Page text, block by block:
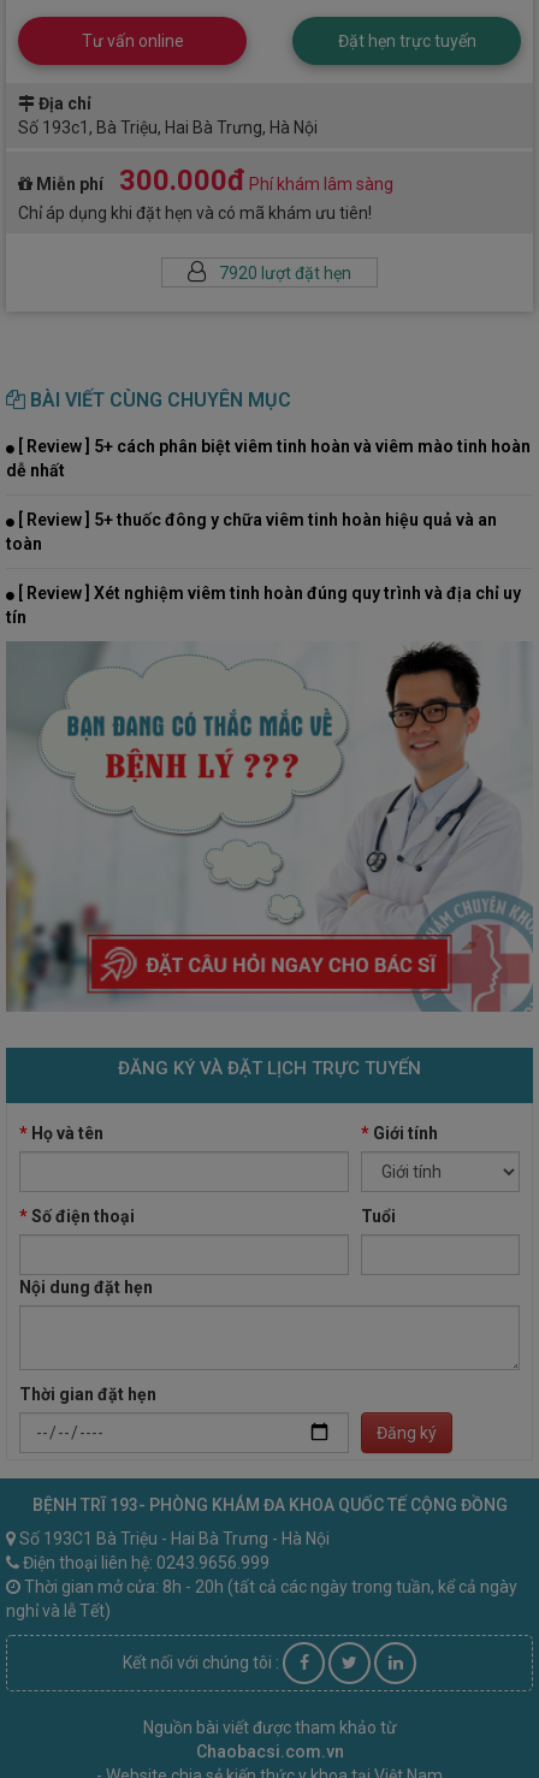
7920 lượt đặt hẹn
Tư vấn online Đặt hẹn trực tuyến
Địa chỉ
Số 193c1, Bà Triệu, Hai Bà Trưng, Hà Nội
Miễn phí 300.000đ Phí khám lâm sàng
Chỉ áp dụng khi đặt hẹn và có mã khám ưu tiên!
BÀI VIẾT CÙNG CHUYÊN MỤC
[ Review ] 5+ cách phân biệt viêm tinh hoàn và viêm mào tinh hoàn
dễ nhất
[ Review ] 5+ thuốc đông y chữa viêm tinh hoàn hiệu quả và an
toàn
[ Review ] Xét nghiệm viêm tinh hoàn đúng quy trình và địa chỉ uy
tín
ĐĂNG KÝ VÀ ĐẶT LỊCH TRỰC TUYẾN
* Họ và tên *Giới tính
*Số điện thoại Tuổi
Nội dung đặt hẹn
Thời gian đặt hẹn
Đăng ký
BỆNH TRĨ 193- PHÒNG KHÁM ĐA KHOA QUỐC TẾ CỘNG ĐỒNG
Số 193C1 Bà Triệu - Hai Bà Trưng - Hà Nội
Điện thoại liên hệ: 0243.9656.999
Thời gian mở cửa: 8h - 20h (tất cả các ngày trong tuần, kể cả ngày
nghỉ và lễ Tết)
Kết nối với chúng tôi :
Nguồn bài viết được tham khảo từ
Chaobacsi.com.vn